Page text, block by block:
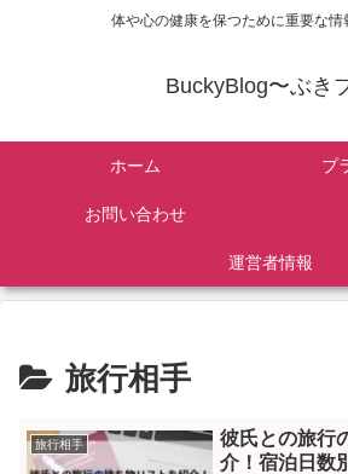
体や心の健康を保つために重要な情
BuckyBlog〜ぶき
ホーム プ
お問い合わせ
運営者情報
旅行相手
旅行相手
彼氏との旅行
介！宿泊日数